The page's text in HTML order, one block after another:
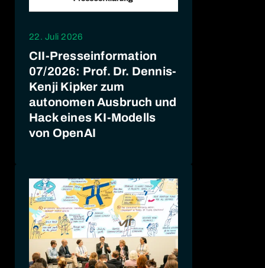
22. Juli 2026
CII-Presseinformation
07/2026: Prof. Dr. Dennis-
Kenji Kipker zum
autonomen Ausbruch und
Hack eines KI-Modells
von OpenAI